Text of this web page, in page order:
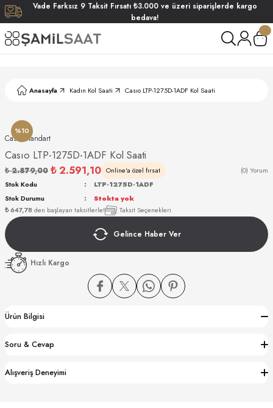
Vade Farksız 9 Taksit Fırsatı ₺3.000 ve üzeri siparişlerde kargo
bedava!
Anasayfa Kadın Kol Saati Casıo LTP-1275D-1ADF Kol Saati
%10
Casıo Standart
Casıo LTP-1275D-1ADF Kol Saati
₺ 2.879,00 ₺ 2.591,10 Online'a özel fırsat (0) Yorum
₺ 647,78 den başlayan taksitlerle! Taksit Seçenekleri
Stok Kodu
LTP-1275D-1ADF
Stok Durumu
Stokta yok
Gelince Haber Ver
Hızlı Kargo
Ürün Bilgisi
Soru & Cevap
Alışveriş Deneyimi